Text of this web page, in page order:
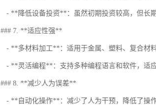
- **降低设备投资**：虽然初期投资较高，但长
### 7. **适应性强**
- **多材料加工**：适用于金属、塑料、复合材料
- **灵活编程**：支持多种编程语言和软件，适应
### 8. **减少人为误差**
- **自动化操作**：减少了人为干预，降低了操